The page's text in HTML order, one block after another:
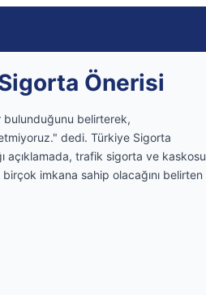
Önerisi
bulunduğunu belirterek,
dedi. Türkiye Sigorta
açıklamada, trafik sigorta ve kaskosu
imkana sahip olacağını belirten